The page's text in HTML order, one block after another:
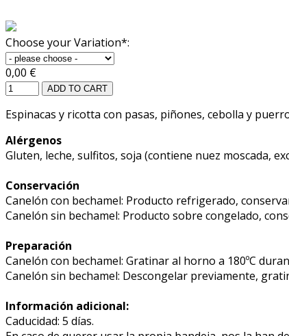
Choose your Variation*:
0,00 €
ADD TO CART
Espinacas y ricotta con pasas, piñones, cebolla y
Alérgenos
Gluten, leche, sulfitos, soja (contiene nuez moscada,
Conservación
Canelón con bechamel: Producto refrigerado,
Canelón sin bechamel: Producto sobre congelado,
Preparación
Canelón con bechamel: Gratinar al horno a 180ºC
Canelón sin bechamel: Descongelar previamente,
Información adicional:
Caducidad: 5 días.